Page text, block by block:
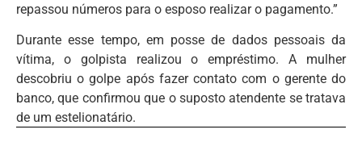
repassou números para o esposo realizar o pagamento.”
Durante esse tempo, em posse de dados pessoais da
vítima, o golpista realizou o empréstimo. A mulher
descobriu o golpe após fazer contato com o gerente do
banco, que confirmou que o suposto atendente se tratava
de um estelionatário.